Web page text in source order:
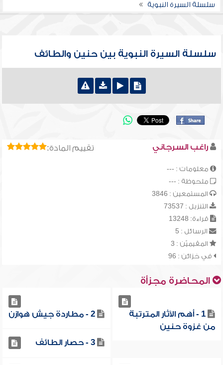
سلسلة السيرة النبوية
سلسلة السيرة النبوية بين حنين والطائف
تقييم المادة: راغب السرجاني
معلومات : ---
ملحوظة : ---
المستمعين : 3846
التنزيل : 73537
قراءة: 13248
الرسائل : 5
المقيميّن : 3
في خزائن : 96
المحاضرة مجزأة
1 - أهم الآثار المترتبة
من غزوة حنين
2 - مطاردة جيش هوازن
3 - حصار الطائف